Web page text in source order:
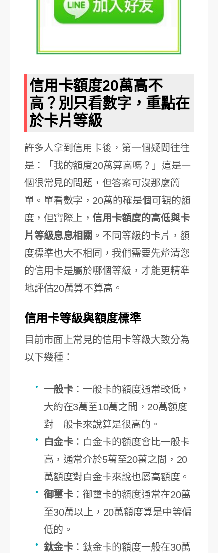
信用卡額度20萬高不
高？別只看數字，重點在
於卡片等級
許多人拿到信用卡後，第一個疑問往往
是：「我的額度20萬算高嗎？」這是一
個很常見的問題，但答案可沒那麼簡
單。單看數字，20萬的確是個可觀的額
度，但實際上， 信用卡額度的高低與卡
片等級息息相關 。不同等級的卡片，額
度標準也大不相同，我們需要先釐清您
的信用卡是屬於哪個等級，才能更精準
地評估20萬算不算高。
信用卡等級與額度標準
目前市面上常見的信用卡等級大致分為
以下幾種：
一般卡 ：一般卡的額度通常較低，
大約在3萬至10萬之間，20萬額度
對一般卡來說算是很高的。
白金卡 ：白金卡的額度會比一般卡
高，通常介於5萬至20萬之間，20
萬額度對白金卡來說也屬高額度。
御璽卡 ：御璽卡的額度通常在20萬
至30萬以上，20萬額度算是中等偏
低的。
鈦金卡 ：鈦金卡的額度一般在30萬